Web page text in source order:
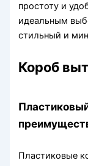
простоту и
идеальным
стильный и
Короб
Пластиковые